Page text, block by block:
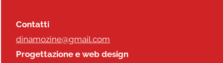
Contatti
dinamozine@gmail.com
Progettazione e web design